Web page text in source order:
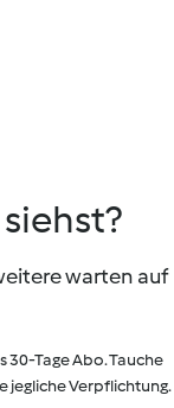
warten auf
30-Tage Abo. Tauche
jegliche Verpflichtung.